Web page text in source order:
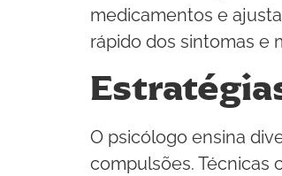
medicamentos e
rápido dos sintomas e
O psicólogo ensina
compulsões. Técnicas